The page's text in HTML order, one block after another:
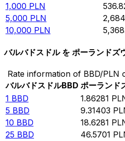
1,000 PLN
5,000 PLN
10,000 PLN
バルバドスドル を ポーランドズ
Rate information of BBD/PLN
バルバドスドルBBD ポーランド
1 BBD 1.86281
5 BBD 9.31403
10 BBD 18.6281
25 BBD 46.5701